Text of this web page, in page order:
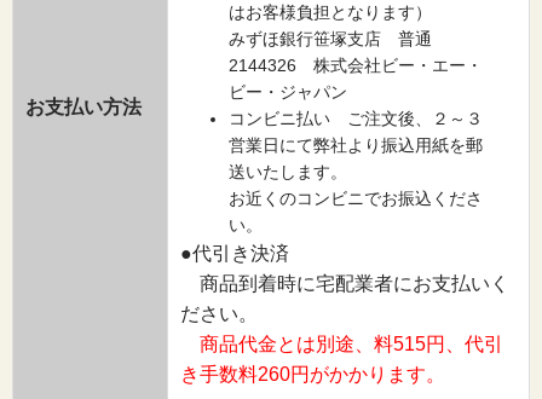
お支払い方法
はお客様負担となります）
みずほ銀行笹塚支店 普通
2144326 株式会社ビー・エー・
ビー・ジャパン
コンビニ払い ご注文後、２～３
営業日にて弊社より振込用紙を郵
送いたします。
お近くのコンビニでお振込くださ
い。
●代引き決済
商品到着時に宅配業者にお支払いく
ださい。
商品代金とは別途、料515円、代引
き手数料260円がかかります。